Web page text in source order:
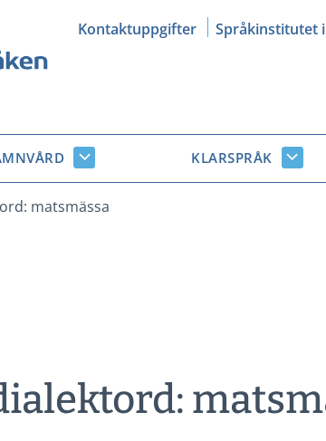
Kontaktuppgifter Språkinstitutet
Namnvård
undersidor
KLARSPRÅK
matsmässa